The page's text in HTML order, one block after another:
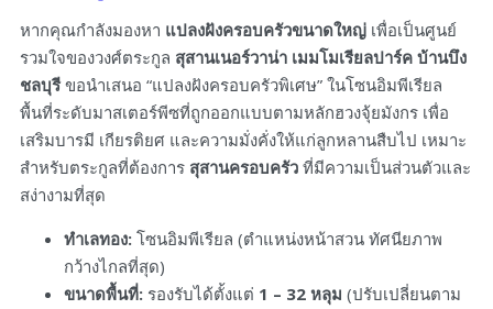
หากคุณกำลังมองหา แปลงฝังครอบครัวขนาดใหญ่ เพื่อเป็นศูนย์
รวมใจของวงศ์ตระกูล สุสานเนอร์วาน่า เมมโมเรียลปาร์ค บ้านบึง
ชลบุรีขอนำเสนอ “แปลงฝังครอบครัวพิเศษ” ในโซนอิมพีเรียล
พื้นที่ระดับมาสเตอร์พีซที่ถูกออกแบบตามหลักฮวงจุ้ยมังกร เพื่อ
เสริมบารมี เกียรติยศ และความมั่งคั่งให้แก่ลูกหลานสืบไป เหมาะ
สำหรับตระกูลที่ต้องการ สุสานครอบครัว ที่มีความเป็นส่วนตัวและ
สง่างามที่สุด
ทำเลทอง: โซนอิมพีเรียล (ตำแหน่งหน้าสวน ทัศนียภาพ
กว้างไกลที่สุด)
ขนาดพื้นที่: รองรับได้ตั้งแต่ 1 – 32 หลุม (ปรับเปลี่ยนตาม